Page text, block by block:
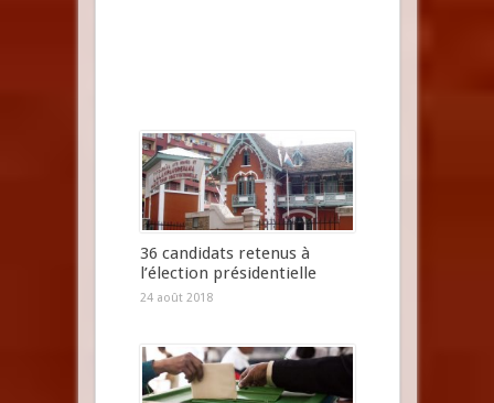
36 candidats retenus à
l’élection présidentielle
24 août 2018